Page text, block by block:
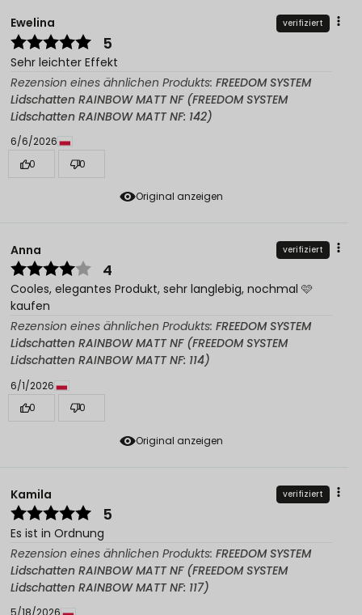
Original anzeigen
Ewelina verifiziert
5
Sehr leichter Effekt
Rezension eines ähnlichen Produkts: FREEDOM SYSTEM
Lidschatten RAINBOW MATT NF (FREEDOM SYSTEM
Lidschatten RAINBOW MATT NF: 142)
6/6/2026
0
0
Original anzeigen
Anna verifiziert
4
Cooles, elegantes Produkt, sehr langlebig, nochmal 🩷
kaufen
Rezension eines ähnlichen Produkts: FREEDOM SYSTEM
Lidschatten RAINBOW MATT NF (FREEDOM SYSTEM
Lidschatten RAINBOW MATT NF: 114)
6/1/2026
0
0
Kamila verifiziert
5
Es ist in Ordnung
Rezension eines ähnlichen Produkts: FREEDOM SYSTEM
Lidschatten RAINBOW MATT NF (FREEDOM SYSTEM
Lidschatten RAINBOW MATT NF: 117)